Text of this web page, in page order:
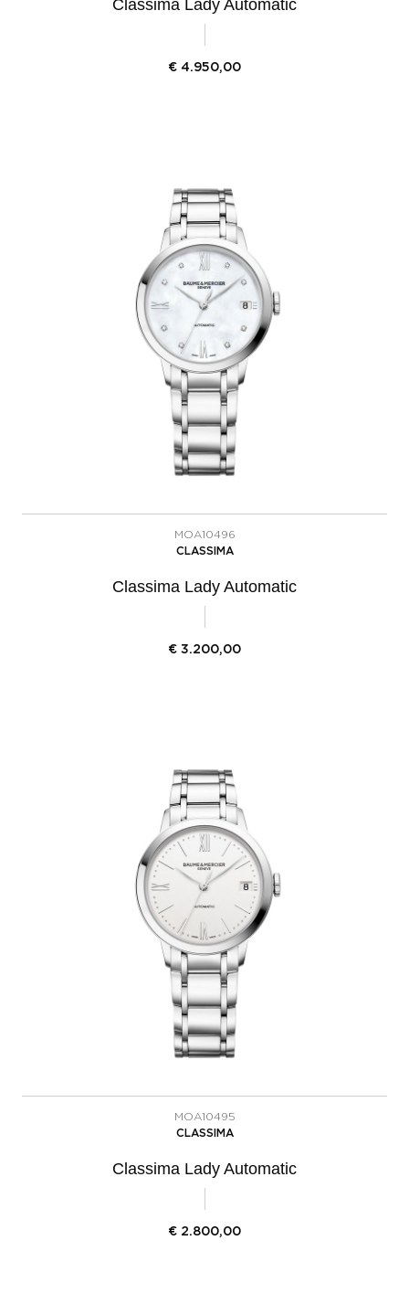
Classima Lady Automatic
€ 4.950,00
MOA10496
CLASSIMA
Classima Lady Automatic
€ 3.200,00
MOA10495
CLASSIMA
Classima Lady Automatic
€ 2.800,00